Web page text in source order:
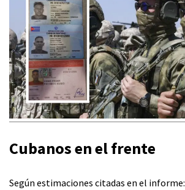
Cubanos en el frente
Según estimaciones citadas en el informe: